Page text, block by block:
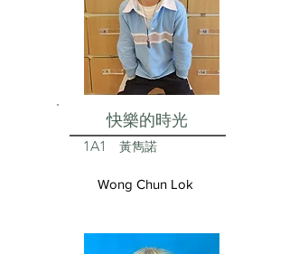
快樂的時光
1A1 黃雋諾
Wong Chun Lok